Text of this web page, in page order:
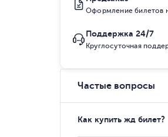
Оформление билетов
Поддержка 24/7
Круглосуточная
Частые вопросы
Как купить жд билет?